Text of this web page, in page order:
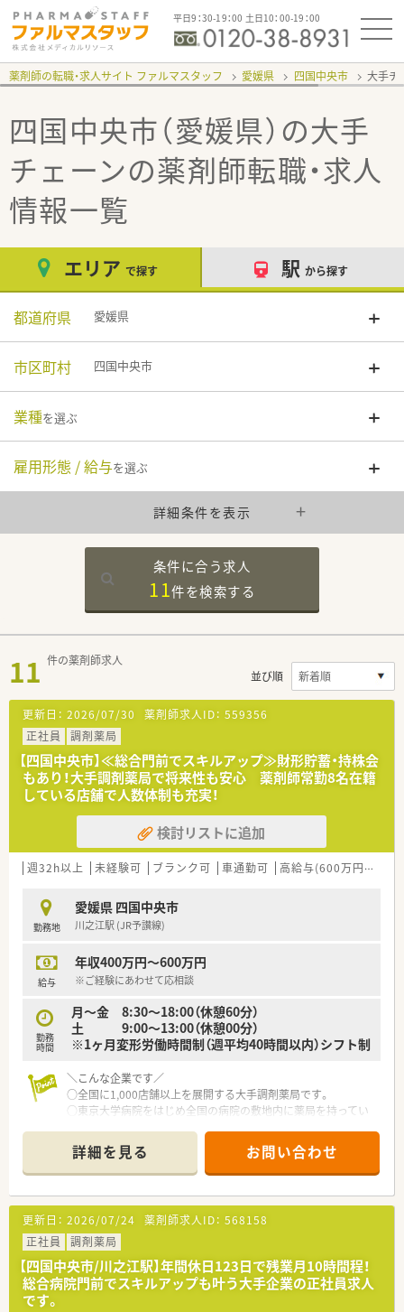
平日9：30-19：00 土日10：00-19：00
薬剤師の転職・求人サイト ファルマスタッフ 愛媛県 四国中央市 大手チ
四国中央市（愛媛県）の大手
チェーンの薬剤師転職・求人
情報一覧
エリア で探す 駅 から探す
都道府県 愛媛県
市区町村 四国中央市
業種を選ぶ
雇用形態 / 給与を選ぶ
詳細条件を表示
条件に合う求人
11件を検索する
11 件の薬剤師求人
並び順
更新日： 2026/07/30 薬剤師求人ID： 559356
正社員
調剤薬局
【四国中央市】≪総合門前でスキルアップ≫財形貯蓄・持株会
もあり！大手調剤薬局で将来性も安心 薬剤師常勤8名在籍
している店舗で人数体制も充実！
検討リストに追加
週32h以上 未経験可 ブランク可 車通勤可 高給与(600万円以上)
勤務地
愛媛県 四国中央市
川之江駅 (JR予讃線)
給与
年収400万円～600万円
※ご経験にあわせて応相談
勤務
時間
月～金 8:30～18:00（休憩60分）
土 9:00～13:00（休憩00分）
※1ヶ月変形労働時間制（週平均40時間以内）シフト制
＼こんな企業です／
○全国に1,000店舗以上を展開する大手調剤薬局です。
○東京大学病院をはじめ全国の病院の敷地内に薬局を持ってい
病診薬連携を強化することで、地域にお住いの患者様に高度な医
療の提供を実現しています。
○全店「同一の機械・システム」を採用しており、且つ処方箋の応
需内容が多岐にわたる（敷地内・病院門前・医療モール・CL門前）
ので、スキルUPしたい方にはお勧めもです。
○長期就業＆自己研讃を続ける事で給与があがる仕組みになっ
ており、将来的に高年収も狙う事が出来ます。
○インターネットを使って処方薬の飲み方を遠隔指導する「オン
ライン服薬指導」、今後も病院の「敷地内薬局」の推進、女性客の
取り込みを狙う店舗でデザインの一新。
詳細を見る お問い合わせ
更新日： 2026/07/24 薬剤師求人ID： 568158
正社員
調剤薬局
【四国中央市/川之江駅】年間休日123日で残業月10時間程！
総合病院門前でスキルアップも叶う大手企業の正社員求人
です。